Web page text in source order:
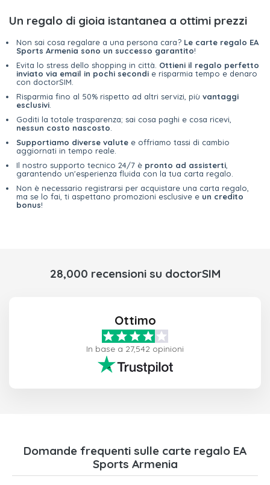
Un regalo di gioia istantanea a ottimi prezzi
Non sai cosa regalare a una persona cara? Le carte regalo EA
Sports Armenia sono un successo garantito!
Evita lo stress dello shopping in città. Ottieni il regalo perfetto
inviato via email in pochi secondi e risparmia tempo e denaro
con doctorSIM.
Risparmia fino al 50% rispetto ad altri servizi, più vantaggi
esclusivi
Goditi la totale trasparenza; sai cosa paghi e cosa ricevi,
nessun costo nascosto
Supportiamo diverse valute e offriamo tassi di cambio
aggiornati in tempo reale.
Il nostro supporto tecnico 24/7 è pronto ad assisterti
garantendo un'esperienza fluida con la tua carta regalo.
Non è necessario registrarsi per acquistare una carta regalo,
ma se lo fai, ti aspettano promozioni esclusive e un credito
bonus!
28,000 recensioni su doctorSIM
Ottimo
In base a 27,542 opinioni
Domande frequenti sulle carte regalo EA
Sports Armenia